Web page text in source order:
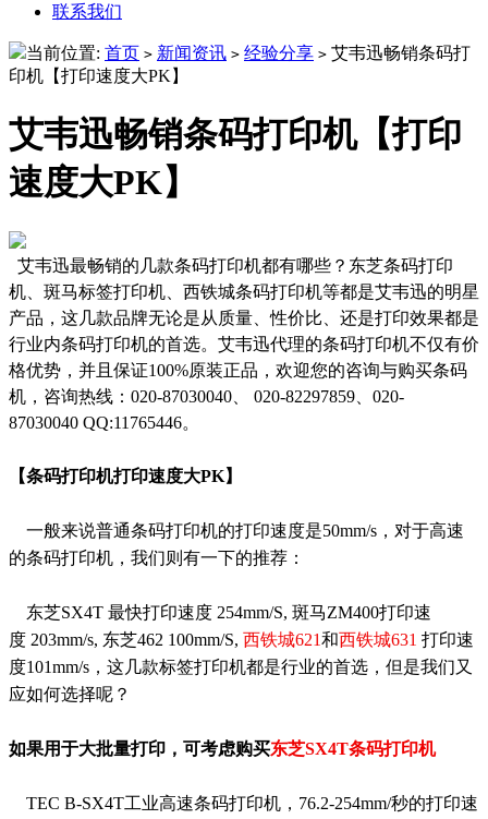
联系我们
当前位置: 首页 > 新闻资讯 > 经验分享 > 艾韦迅畅销条码打
印机【打印速度大PK】
艾韦迅畅销条码打印机【打印
速度大PK】
艾韦迅最畅销的几款条码打印机都有哪些？东芝条码打印
机、斑马标签打印机、西铁城条码打印机等都是艾韦迅的明星
产品，这几款品牌无论是从质量、性价比、还是打印效果都是
行业内条码打印机的首选。艾韦迅代理的条码打印机不仅有价
格优势，并且保证100%原装正品，欢迎您的咨询与购买条码
机，咨询热线：020-87030040、 020-82297859、020-
87030040 QQ:11765446。
【条码打印机打印速度大PK】
一般来说普通条码打印机的打印速度是50mm/s，对于高速
的条码打印机，我们则有一下的推荐：
东芝SX4T 最快打印速度 254mm/S, 斑马ZM400打印速
度 203mm/s, 东芝462 100mm/S, 西铁城621和西铁城631 打印速
度101mm/s，这几款标签打印机都是行业的首选，但是我们又
应如何选择呢？
如果用于大批量打印，可考虑购买东芝SX4T条码打印机
TEC B-SX4T工业高速条码打印机，76.2-254mm/秒的打印速